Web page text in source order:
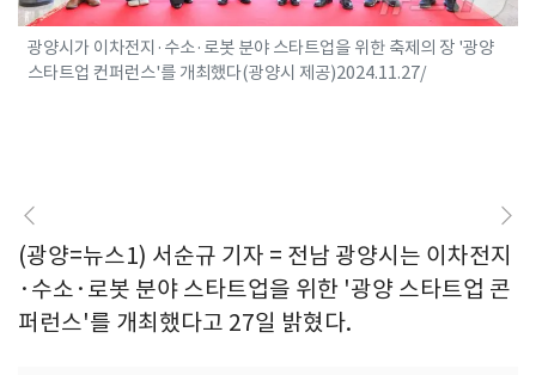
광양시가 이차전지·수소·로봇 분야 스타트업을 위한 축제의 장 '광양
스타트업 컨퍼런스'를 개최했다(광양시 제공)2024.11.27/
(광양=뉴스1) 서순규 기자 = 전남 광양시는 이차전지
·수소·로봇 분야 스타트업을 위한 '광양 스타트업 콘
퍼런스'를 개최했다고 27일 밝혔다.